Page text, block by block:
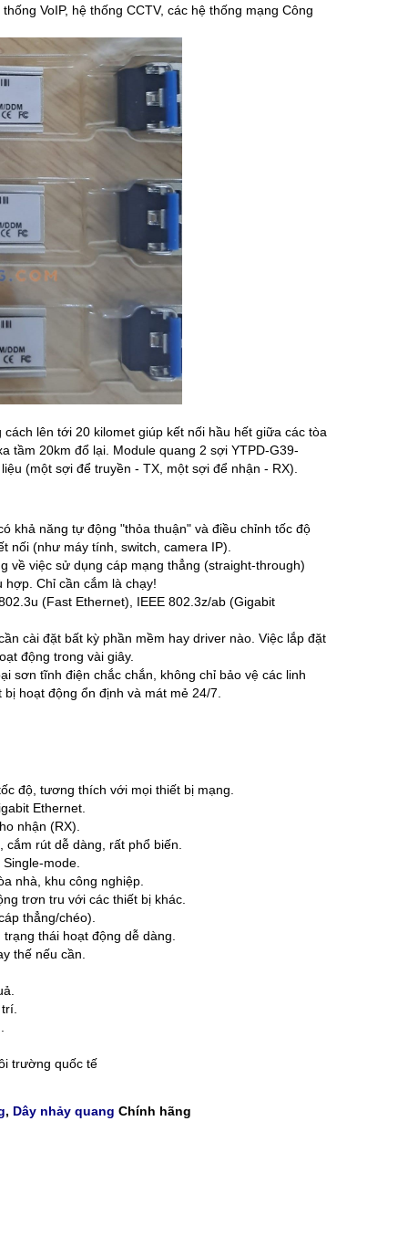
VoIP, hệ thống CCTV, các hệ thống mạng Công
lên tới 20 kilomet giúp kết nối hầu hết giữa các tòa
tầm 20km đổ lại. Module quang 2 sợi YTPD-G39-
(một sợi để truyền - TX, một sợi để nhận - RX).
khả năng tự động "thỏa thuận" và điều chỉnh tốc độ
nối (như máy tính, switch, camera IP).
về việc sử dụng cáp mạng thẳng (straight-through)
Chỉ cần cắm là chạy!
(Fast Ethernet), IEEE 802.3z/ab (Gigabit
cài đặt bất kỳ phần mềm hay driver nào. Việc lắp đặt
động trong vài giây.
sơn tĩnh điện chắc chắn, không chỉ bảo vệ các linh
hoạt động ổn định và mát mẻ 24/7.
độ, tương thích với mọi thiết bị mạng.
Ethernet.
nhận (RX).
rút dễ dàng, rất phổ biến.
mode.
nhà, khu công nghiệp.
trơn tru với các thiết bị khác.
thẳng/chéo).
thái hoạt động dễ dàng.
thế nếu cần.
trường quốc tế
, Dây nhảy quang Chính hãng